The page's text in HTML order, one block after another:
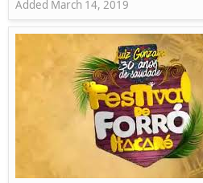
Added March 14, 2019